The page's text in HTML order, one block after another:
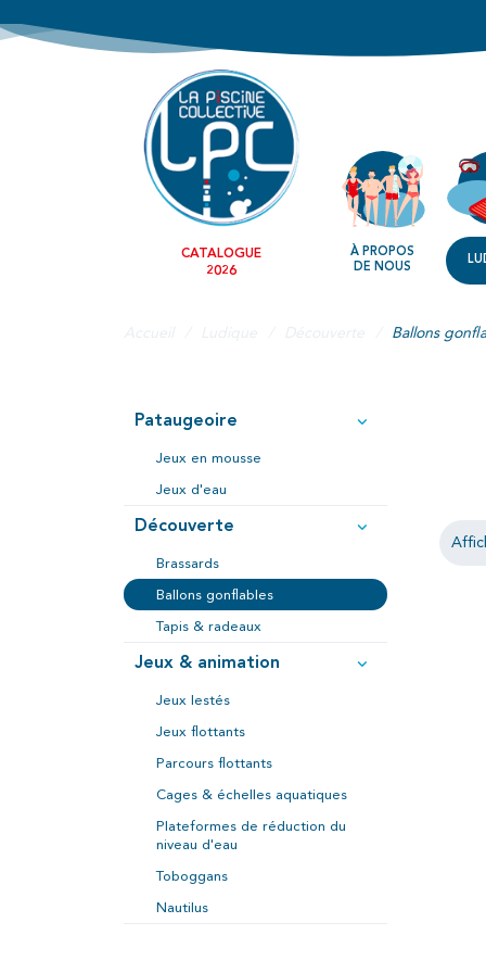
CATALOGUE
2026
À PROPOS
DE NOUS
Ballons
Pataugeoire
Jeux en mousse
Jeux d'eau
Découverte
Brassards
Ballons gonflables
Tapis & radeaux
Jeux & animation
Jeux lestés
Jeux flottants
Parcours flottants
Cages & échelles aquatiques
Plateformes de réduction du
niveau d'eau
Toboggans
Nautilus